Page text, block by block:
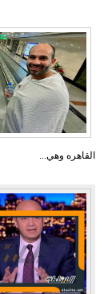
القاهره وهي...